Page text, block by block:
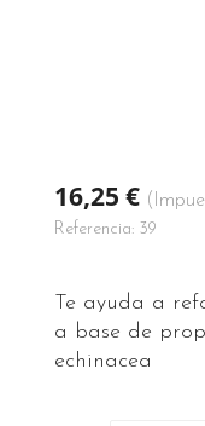
16,25 €
Referencia: 39
Te ayuda a
a base de
echinacea